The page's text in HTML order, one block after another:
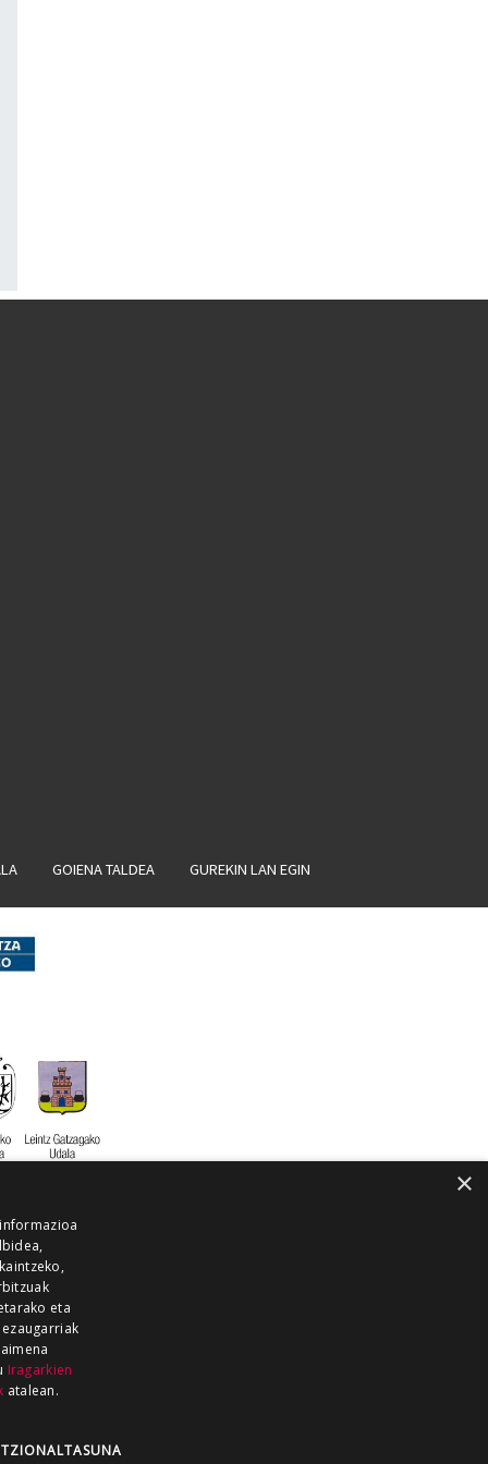
GOIENA TALDEA GUREKIN LAN EGIN
GUKA
GUKA
ZUMAIA GUKA
×
eta
Iragarkien
atalean.